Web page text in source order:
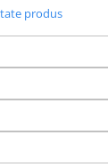
produs